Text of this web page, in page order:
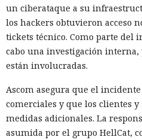
un ciberataque a su
los hackers obtuvieron acceso
tickets técnico. Como parte del
cabo una investigación
están involucradas.
Ascom asegura que el
comerciales y que los clientes
medidas adicionales. La
asumida por el grupo HellCat,